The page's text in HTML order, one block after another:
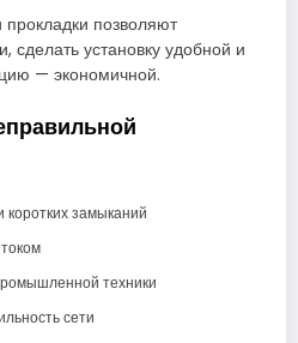
позволяют
сделать установку удобной и
— экономичной.
замыканий
техники
сети